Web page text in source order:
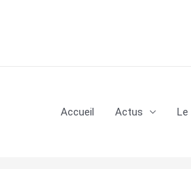
Accueil Actus Le